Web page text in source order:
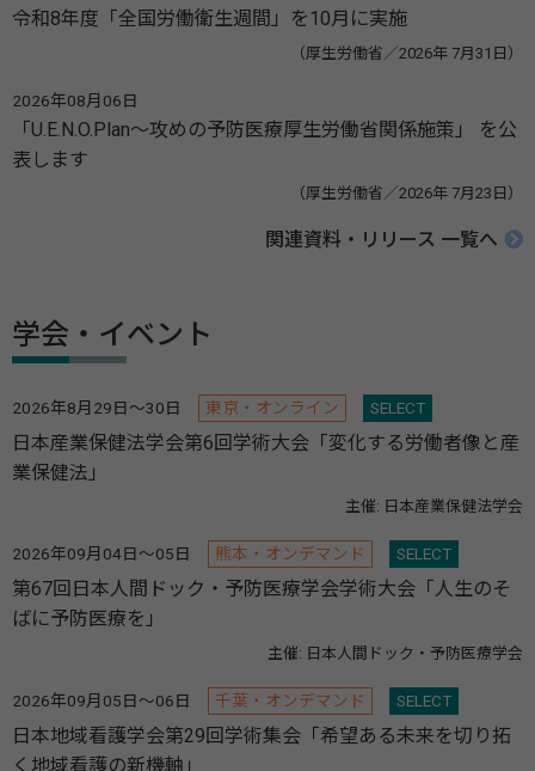
令和8年度「全国労働衛生週間」を10月に実施
（厚生労働省／2026年 7月31日）
2026年08月06日
「U.E.N.O.Plan～攻めの予防医療厚生労働省関係施策」 を公
表します
（厚生労働省／2026年 7月23日）
関連資料・リリース 一覧へ
学会・イベント
2026年8月29日～30日 東京・オンライン SELECT
日本産業保健法学会第6回学術大会「変化する労働者像と産
業保健法」
主催: 日本産業保健法学会
2026年09月04日～05日 熊本・オンデマンド SELECT
第67回日本人間ドック・予防医療学会学術大会「人生のそ
ばに予防医療を」
主催: 日本人間ドック・予防医療学会
2026年09月05日～06日 千葉・オンデマンド SELECT
日本地域看護学会第29回学術集会「希望ある未来を切り拓
く地域看護の新機軸」